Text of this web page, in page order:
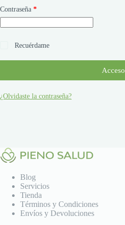
Contraseña *Obligatorio
Recuérdame
Acceso
¿Olvidaste la contraseña?
Blog
Servicios
Tienda
Términos y Condiciones
Envíos y Devoluciones